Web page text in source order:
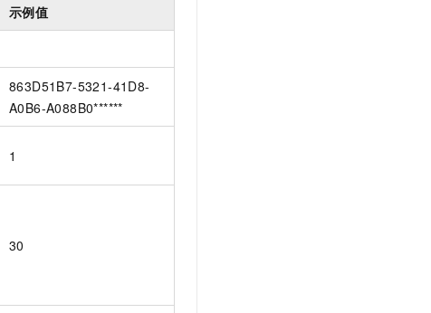
示例值
863D51B7-5321-41D8-
A0B6-A088B0******
1
30